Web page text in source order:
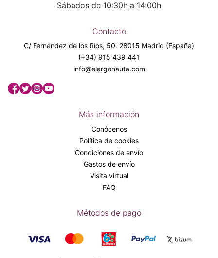
Sábados de 10:30h a 14:00h
Contacto
C/ Fernández de los Ríos, 50. 28015 Madrid (España)
(+34) 915 439 441
info@elargonauta.com
Más información
Conócenos
Política de cookies
Condiciones de envío
Gastos de envío
Visita virtual
FAQ
Métodos de pago